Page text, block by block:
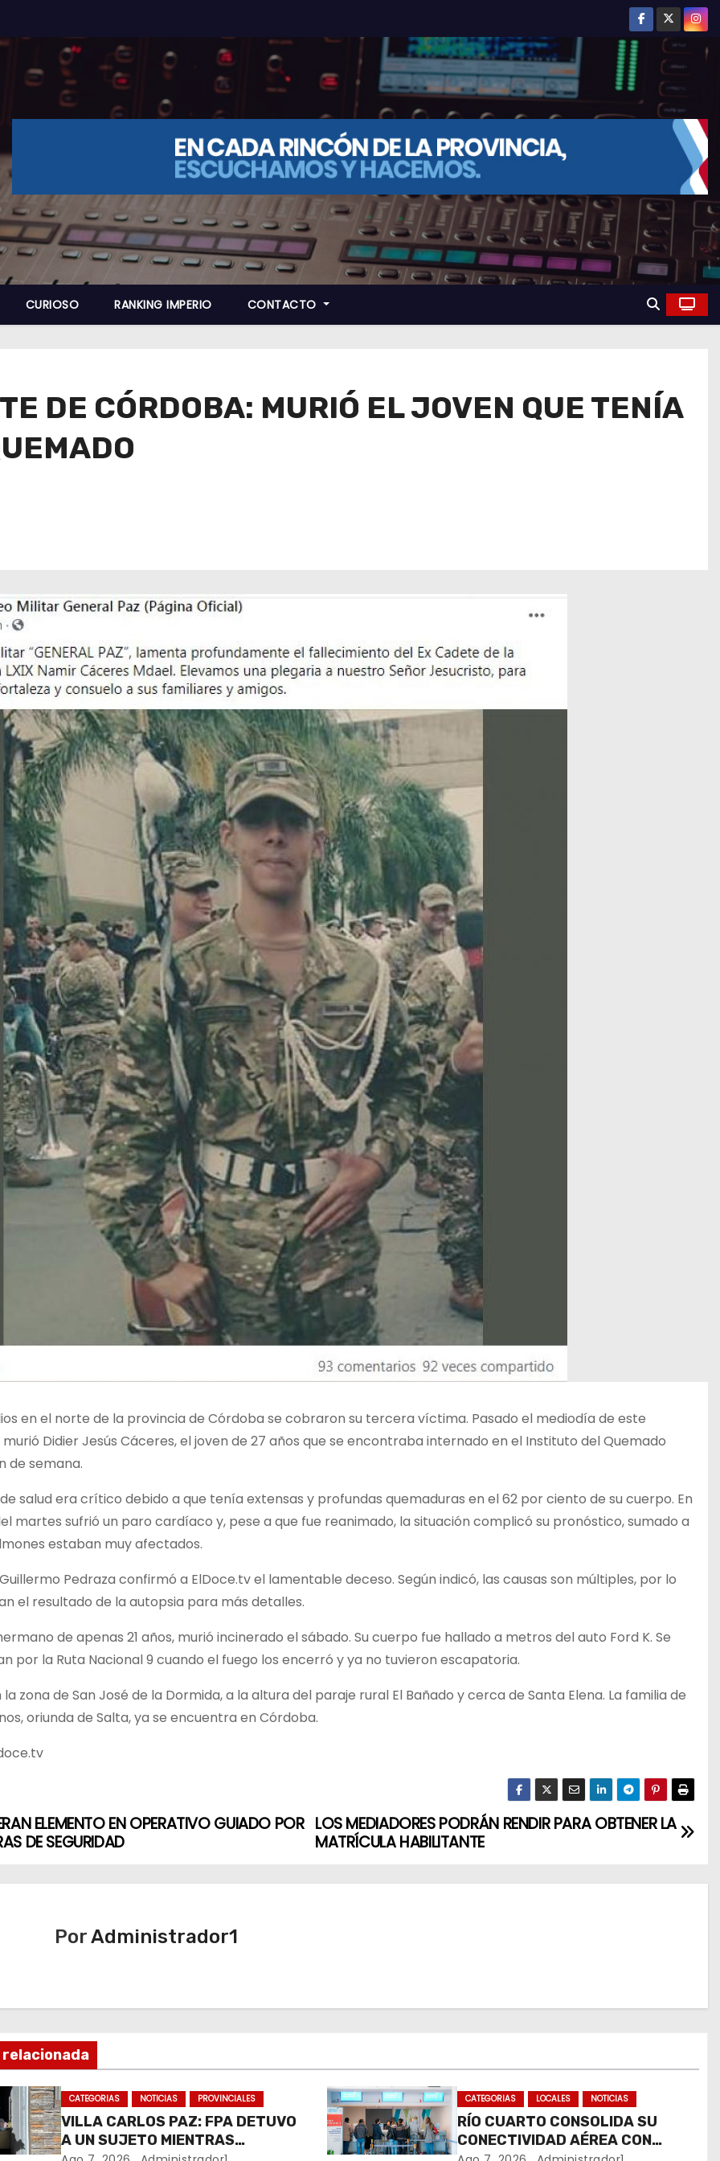
CURIOSO RANKING IMPERIO CONTACTO
DE CÓRDOBA: MURIÓ EL JOVEN QUE TENÍA
en el norte de la provincia de Córdoba se cobraron su tercera víctima. Pasado el mediodía de este
Didier Jesús Cáceres, el joven de 27 años que se encontraba internado en el Instituto del Quemado
de semana.
salud era crítico debido a que tenía extensas y profundas quemaduras en el 62 por ciento de su cuerpo. En
martes sufrió un paro cardíaco y, pese a que fue reanimado, la situación complicó su pronóstico, sumado a
estaban muy afectados.
Pedraza confirmó a ElDoce.tv el lamentable deceso. Según indicó, las causas son múltiples, por lo
el resultado de la autopsia para más detalles.
de apenas 21 años, murió incinerado el sábado. Su cuerpo fue hallado a metros del auto Ford K. Se
por la Ruta Nacional 9 cuando el fuego los encerró y ya no tuvieron escapatoria.
zona de San José de la Dormida, a la altura del paraje rural El Bañado y cerca de Santa Elena. La familia de
oriunda de Salta, ya se encuentra en Córdoba.
LOS MEDIADORES PODRÁN RENDIR PARA OBTENER LA
MATRÍCULA HABILITANTE
ELEMENTO EN OPERATIVO GUIADO POR
DE SEGURIDAD
PorAdministrador1
CATEGORIAS NOTICIAS PROVINCIALES
VILLA CARLOS PAZ: FPA DETUVO
A UN SUJETO MIENTRAS
CATEGORIAS LOCALES NOTICIAS
RÍO CUARTO CONSOLIDA SU
CONECTIVIDAD AÉREA CON